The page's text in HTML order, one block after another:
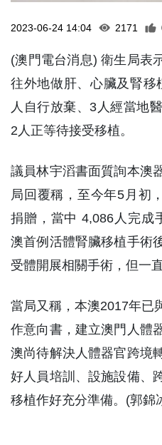
2023-06-24 14:04 2171
(澳門電台消息) 衛生局表
往外地做肝、心臟及腎移
人自行放棄、3人經當地
2人正等待接受移植。
議員林宇滔書面質詢本澳
局回覆稱，至今年5月初
捐贈，當中 4,086人完成
澳首例活體腎臟移植手術
受體開展相關手術，但一
當局又稱，本澳2017年已
作意向書，建立澳門人體
澳尚待解決人體器官跨境
好人員培訓、設施設備、
移植作好充分準備。(郭